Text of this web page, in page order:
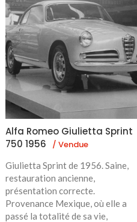
Alfa Romeo Giulietta Sprint
750 1956
/ Vendue
Giulietta Sprint de 1956. Saine,
restauration ancienne,
présentation correcte.
Provenance Mexique, où elle a
passé la totalité de sa vie,